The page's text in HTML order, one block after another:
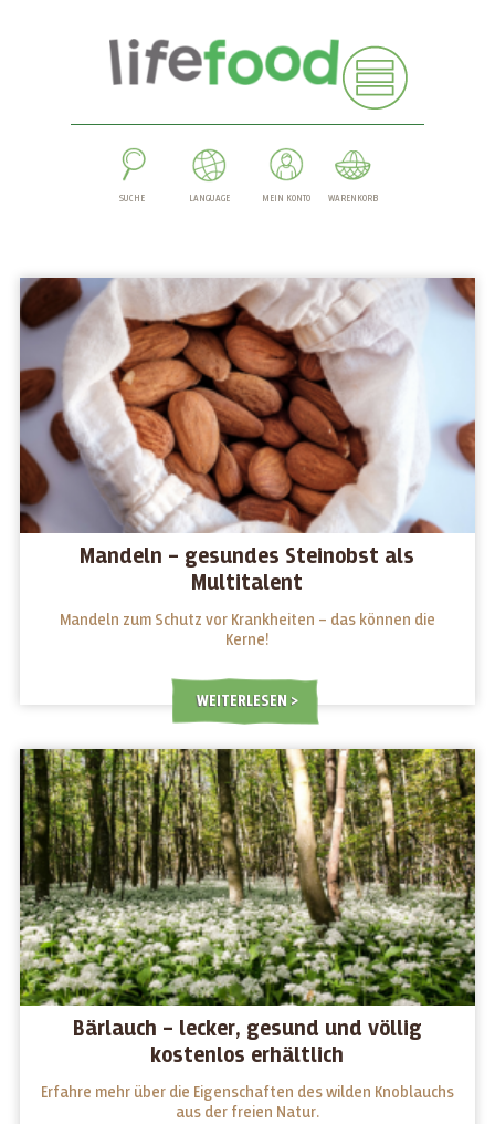
SUCHE LANGUAGE MEIN KONTO WARENKORB
Mandeln – gesundes Steinobst als
Multitalent
Mandeln zum Schutz vor Krankheiten – das können die
Kerne!
WEITERLESEN
Bärlauch – lecker, gesund und völlig
kostenlos erhältlich
Erfahre mehr über die Eigenschaften des wilden Knoblauchs
aus der freien Natur.